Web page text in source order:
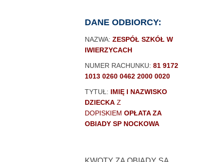
DANE ODBIORCY:
NAZWA: ZESPÓŁ SZKÓŁ W
IWIERZYCACH
NUMER RACHUNKU: 81 9172
1013 0260 0462 2000 0020
TYTUŁ: IMIĘ I NAZWISKO
DZIECKA Z
DOPISKIEM OPŁATA ZA
OBIADY SP NOCKOWA